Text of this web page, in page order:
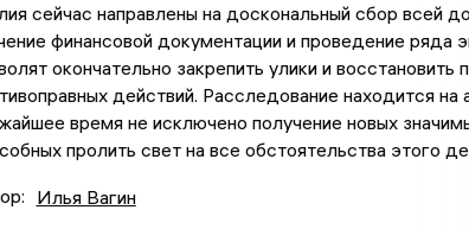
сейчас направлены на доскональный сбор всей
финансовой документации и проведение ряда
окончательно закрепить улики и
действий. Расследование находится на
время не исключено получение новых
пролить свет на все обстоятельства этого
Илья Вагин